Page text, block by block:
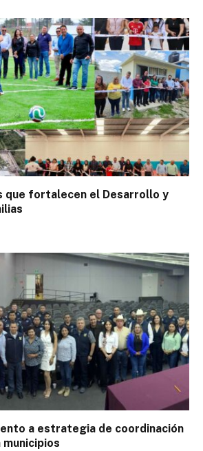
que fortalecen el Desarrollo y
a estrategia de coordinación